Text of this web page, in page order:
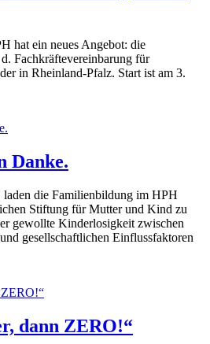
hat ein neues Angebot: die
Fachkräftevereinbarung für
in Rheinland-Pfalz. Start ist am 3.
Danke.
die Familienbildung im HPH
Stiftung für Mutter und Kind zu
gewollte Kinderlosigkeit zwischen
gesellschaftlichen Einflussfaktoren
dann ZERO!“